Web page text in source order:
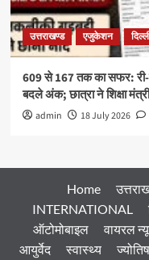
उत्तराखण्ड एजुकेशन
609 से 167 तक का सफर: री-
बदले अंक; छात्रा ने शिक्षा
admin 18 July 2026
Home
INTERNATIONAL
ऑटोमोबाइल
वायरल
आयुर्वेद
स्वास्थ्य ज्योतिष